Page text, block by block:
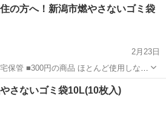
掃除用具
の方へ！新潟市燃やさないゴミ袋
2月23日
の商品 ほとんど使用しない
。 ご協力宜しくお願い致します。
掃除用具 商品
さないゴミ袋10L(10枚入)